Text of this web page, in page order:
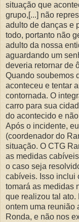
situação que
grupo,[...] não
adulto de danças e
todo, portanto não
adulto da nossa
aguardando um
deveria retornar de
Quando soubemos
aconteceu e tentar
contornada. O
carro para sua
do acontecido e
Após o incidente,
(coordenador do
situação. O CTG
as medidas
o caso seja
cabíveis. Isso inclui
tomará as medidas
que realizou tal
ontem uma reunião
Ronda, e não nos